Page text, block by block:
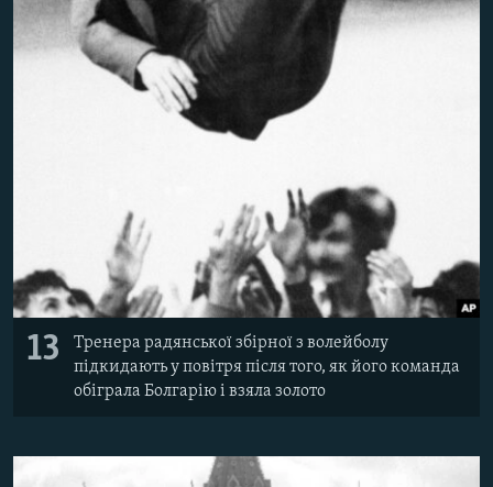
13
Тренера радянської збірної з волейболу
підкидають у повітря після того, як його команда
обіграла Болгарію і взяла золото